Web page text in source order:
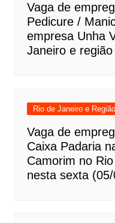
Vaga de
Pedicure /
empresa Unha
Janeiro e
Rio de Janeiro e
Vaga de
Caixa Padaria
Camorim no
nesta sexta